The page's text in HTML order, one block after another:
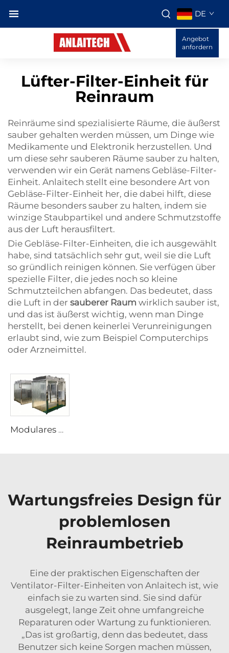
DE
Angebot
anfordern
Lüfter-Filter-Einheit für
Reinraum
Reinräume sind spezialisierte Räume, die äußerst
sauber gehalten werden müssen, um Dinge wie
Medikamente und Elektronik herzustellen. Und
um diese sehr sauberen Räume sauber zu halten,
verwenden wir ein Gerät namens Gebläse-Filter-
Einheit. Anlaitech stellt eine besondere Art von
Gebläse-Filter-Einheit her, die dabei hilft, diese
Räume besonders sauber zu halten, indem sie
winzige Staubpartikel und andere Schmutzstoffe
aus der Luft herausfiltert.
Die Gebläse-Filter-Einheiten, die ich ausgewählt
habe, sind tatsächlich sehr gut, weil sie die Luft
so gründlich reinigen können. Sie verfügen über
spezielle Filter, die jedes noch so kleine
Schmutzteilchen abfangen. Das bedeutet, dass
die Luft in der sauberer Raum wirklich sauber ist,
und das ist äußerst wichtig, wenn man Dinge
herstellt, bei denen keinerlei Verunreinigungen
erlaubt sind, wie zum Beispiel Computerchips
oder Arzneimittel.
Modulares PVC-Vinyl-Weichwand-Reinraum-Gehäuse, Kabine, portabel, vorgefertigt, Reinraum
Wartungsfreies Design für
problemlosen
Reinraumbetrieb
Eine der praktischen Eigenschaften der
Ventilator-Filter-Einheiten von Anlaitech ist, wie
einfach sie zu warten sind. Sie sind dafür
ausgelegt, lange Zeit ohne umfangreiche
Reparaturen oder Wartung zu funktionieren.
„Das ist großartig, denn das bedeutet, dass
Benutzer sich keine Sorgen machen müssen,